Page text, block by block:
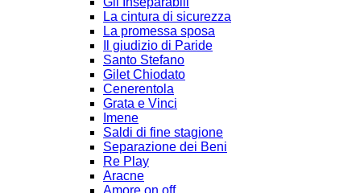
La cintura di sicurezza
La promessa sposa
Il giudizio di Paride
Santo Stefano
Gilet Chiodato
Cenerentola
Grata e Vinci
Imene
Saldi di fine stagione
Separazione dei Beni
Re Play
Aracne
Amore on off